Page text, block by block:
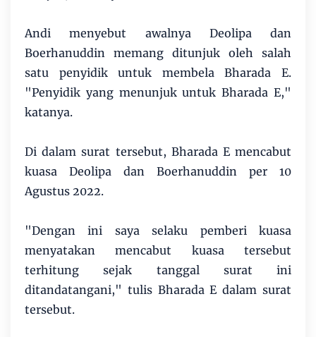
Andi menyebut awalnya Deolipa dan
Boerhanuddin memang ditunjuk oleh salah
satu penyidik untuk membela Bharada E.
"Penyidik yang menunjuk untuk Bharada E,"
katanya.
Di dalam surat tersebut, Bharada E mencabut
kuasa Deolipa dan Boerhanuddin per 10
Agustus 2022.
"Dengan ini saya selaku pemberi kuasa
menyatakan mencabut kuasa tersebut
terhitung sejak tanggal surat ini
ditandatangani," tulis Bharada E dalam surat
tersebut.